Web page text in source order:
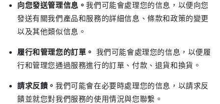
向您發送管理信息。我們可能會處理您的信息，以便向您
發送有關我們產品和服務的詳細信息、條款和政策的變更
以及其他類似信息。
履行和管理您的訂單。 我們可能會處理您的信息，以便履
行和管理您通過服務進行的訂單、付款、退貨和換貨。
請求反饋。 我們可能會在必要時處理您的信息，以請求反
饋並就您對我們服務的使用情況與您聯繫。